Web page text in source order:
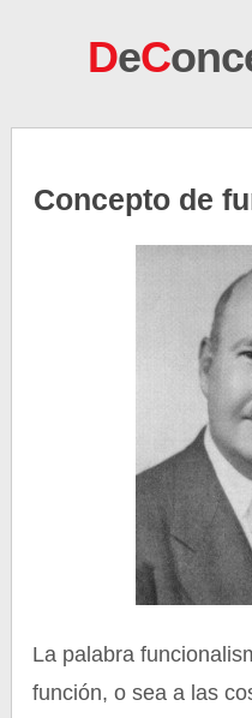
DeC
Concepto de
La palabra
función, o sea a las